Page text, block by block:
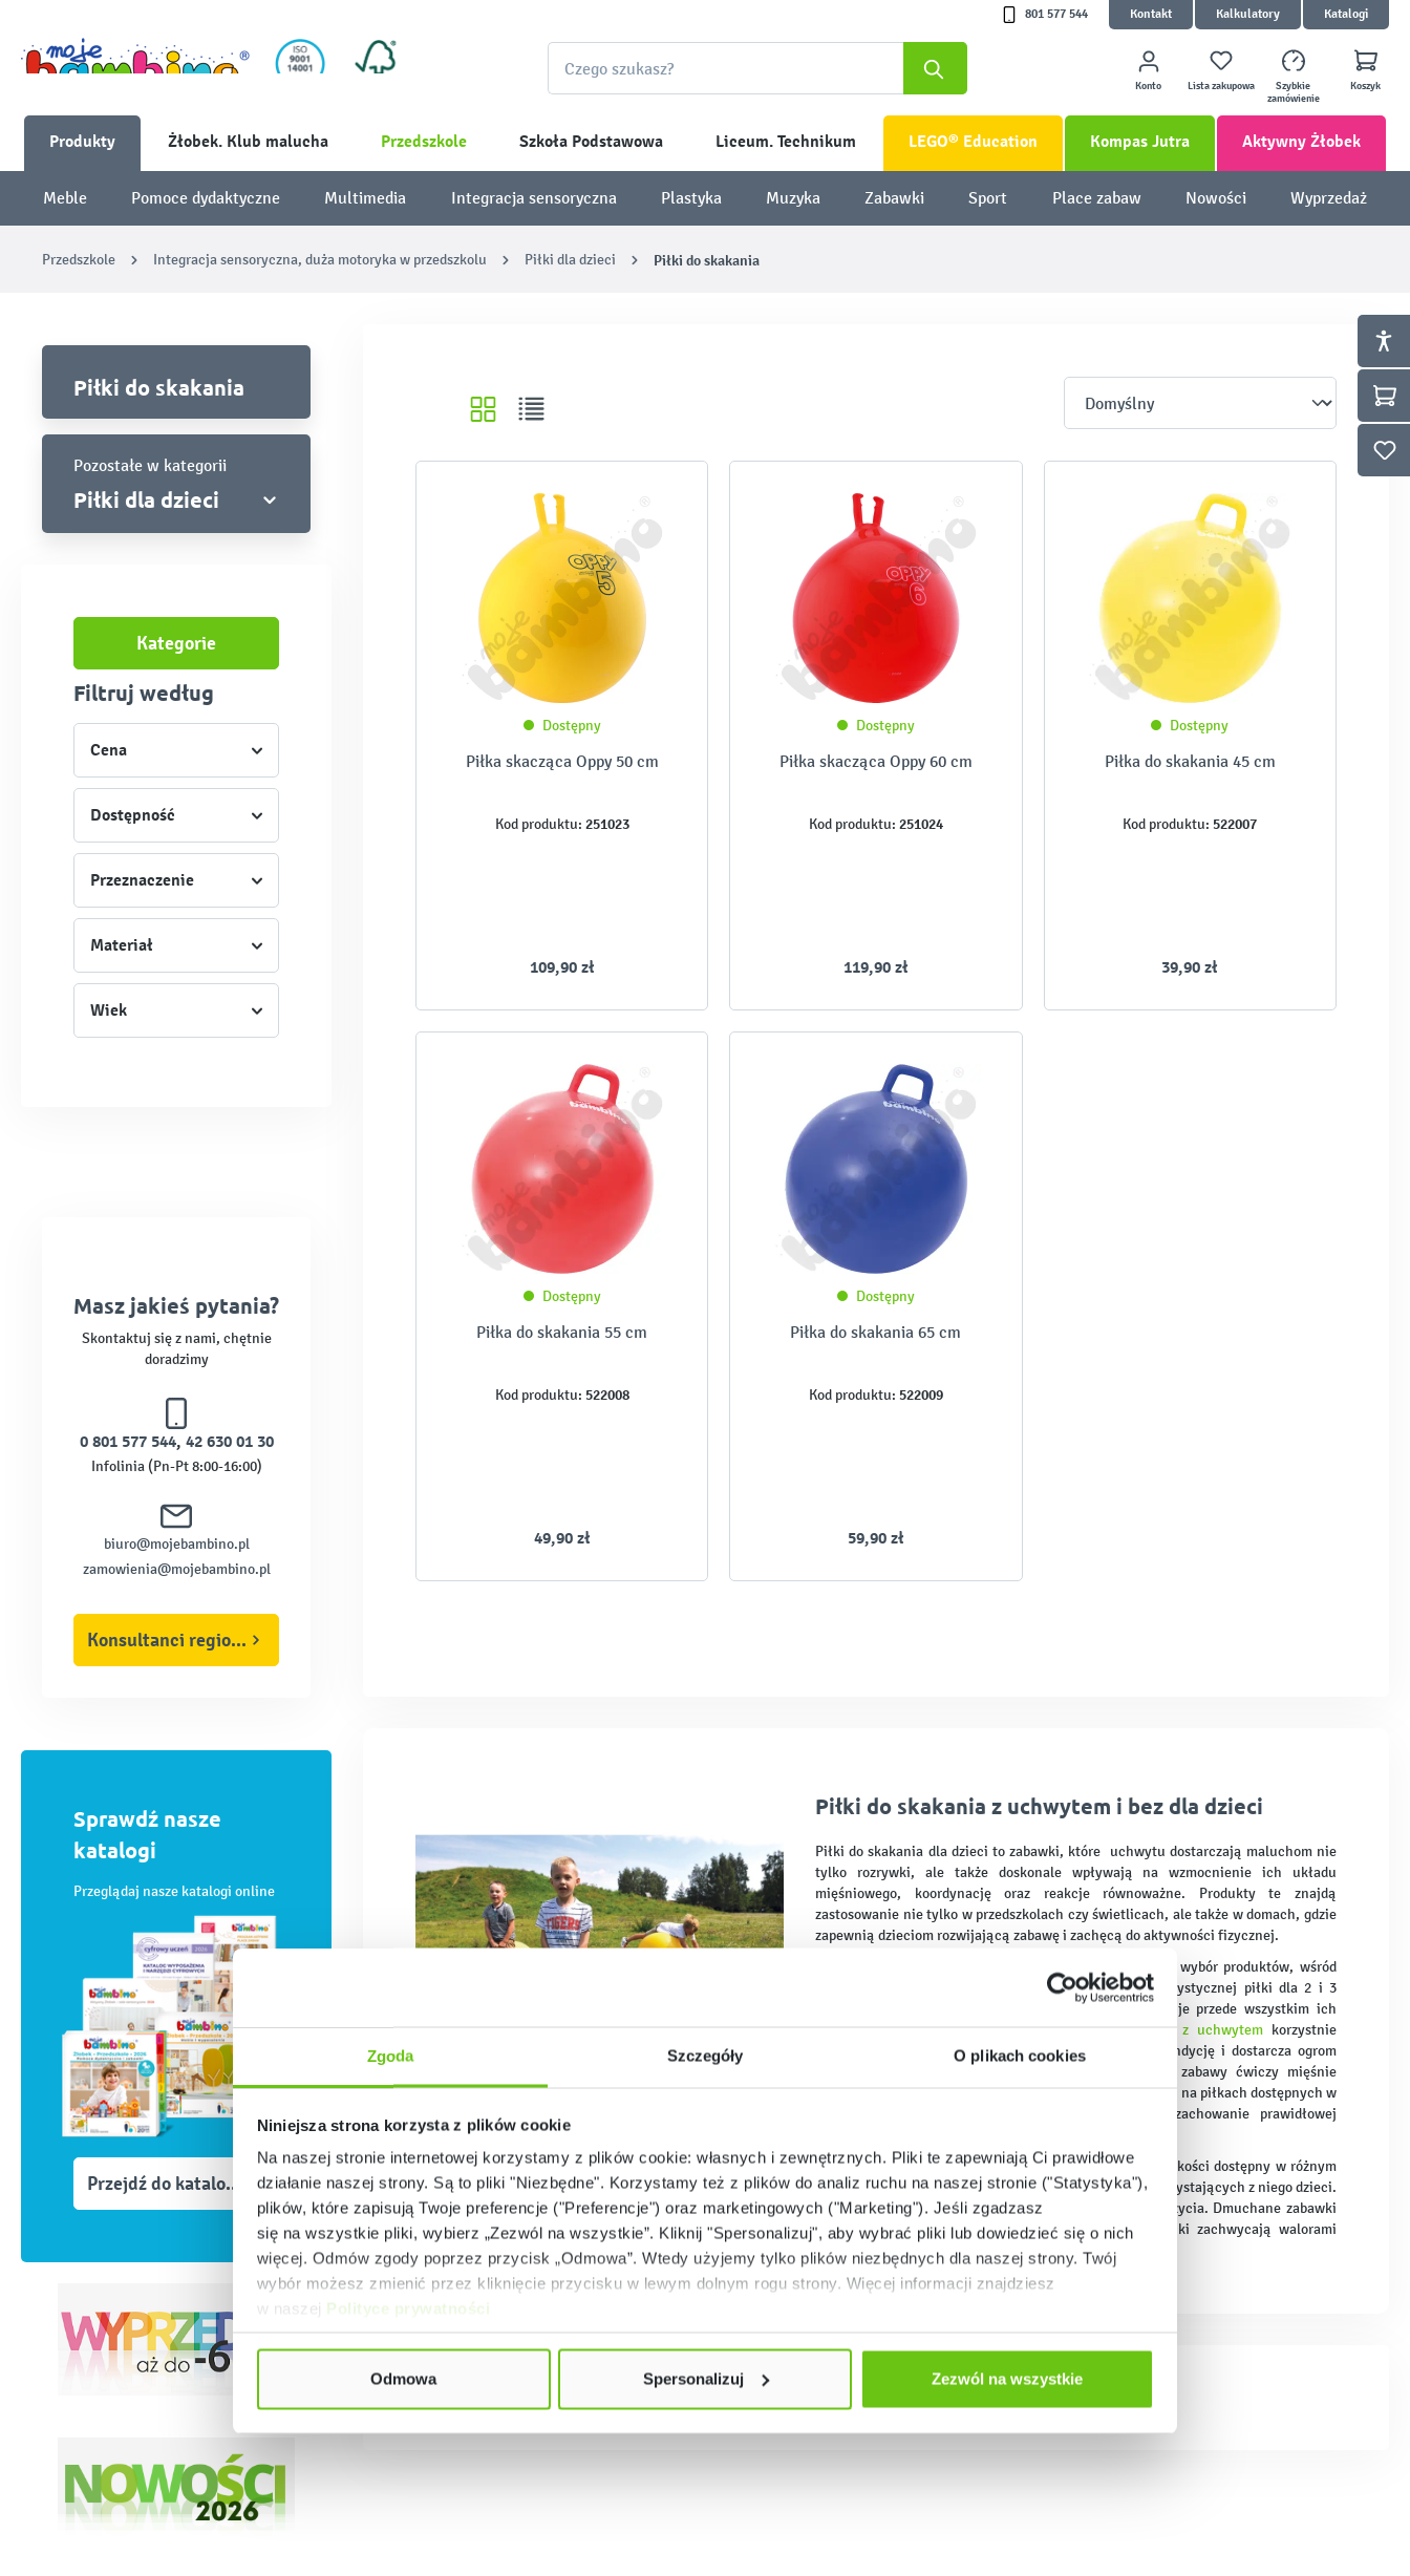
Zgoda Szczegóły O plikach cookies
Niniejsza strona korzysta z plików cookie
Na naszej stronie internetowej korzystamy z plików cookie: własnych i zewnętrznych. Pliki te zapewniają Ci prawidłowe
działanie naszej strony. Są to pliki "Niezbędne". Korzystamy też z plików do analiz ruchu na naszej stronie ("Statystyka"),
plików, które zapisują Twoje preferencje ("Preferencje") oraz marketingowych ("Marketing"). Jeśli zgadzasz
się na wszystkie pliki, wybierz „Zezwól na wszystkie”. Kliknij "Spersonalizuj", aby wybrać pliki lub dowiedzieć się o nich
więcej. Odmów zgody poprzez przycisk „Odmowa”. Wtedy użyjemy tylko plików niezbędnych dla naszej strony. Twój
wybór możesz zmienić przez kliknięcie przycisku w lewym dolnym rogu strony. Więcej informacji znajdziesz
w naszej Polityce prywatności
Odmowa Spersonalizuj Zezwól na wszystkie
801 577 544 Kontakt Kalkulatory Katalogi
Konto Lista zakupowa
Szybkie
zamówienie
Koszyk
Produkty Żłobek. Klub malucha Przedszkole Szkoła Podstawowa Liceum. Technikum LEGO® Education Kompas Jutra Aktywny Żłobek
Meble Pomoce dydaktyczne Multimedia Integracja sensoryczna Plastyka Muzyka Zabawki Sport Place zabaw Nowości Wyprzedaż
Przedszkole Integracja sensoryczna, duża motoryka w przedszkolu Piłki dla dzieci Piłki do skakania
Piłki do skakania
Pozostałe w kategorii
Piłki dla dzieci
Kategorie
Filtruj według
Cena
Dostępność
Przeznaczenie
Materiał
Wiek
Masz jakieś pytania?
Skontaktuj się z nami, chętnie
doradzimy
0 801 577 544, 42 630 01 30
Infolinia (Pn-Pt 8:00-16:00)
biuro@mojebambino.pl
zamowienia@mojebambino.pl
Konsultanci regionalni
Sprawdź nasze
katalogi
Przeglądaj nasze katalogi online
Przejdź do katalogów
Dostępny
Piłka skacząca Oppy 50 cm
Kod produktu: 251023
109,90 zł
Dostępny
Piłka skacząca Oppy 60 cm
Kod produktu: 251024
119,90 zł
Dostępny
Piłka do skakania 45 cm
Kod produktu: 522007
39,90 zł
Dostępny
Piłka do skakania 55 cm
Kod produktu: 522008
49,90 zł
Dostępny
Piłka do skakania 65 cm
Kod produktu: 522009
59,90 zł
Piłki do skakania z uchwytem i bez dla dzieci
Piłki do skakania dla dzieci to zabawki, które uchwytu dostarczają maluchom nie
tylko rozrywki, ale także doskonale wpływają na wzmocnienie ich układu
mięśniowego, koordynację oraz reakcje równoważne. Produkty te znajdą
zastosowanie nie tylko w przedszkolach czy świetlicach, ale także w domach, gdzie
zapewnią dzieciom rozwijającą zabawę i zachęcą do aktywności fizycznej.
W naszym sklepie internetowym można znaleźć szeroki wybór produktów, wśród
których znajdują się zróżnicowane pod względem kolorystycznej piłki dla 2 i 3
latka, jak również starszych dzieci. Na uwagę zasługuje przede wszystkim ich
Piłka do skakania z uchwytem korzystnie
wpływa na zdrowie malucha, zapewnia mu świetną kondycję i dostarcza ogrom
wyjątkowej rozrywki. Dziecko podczas wielogodzinnej zabawy ćwiczy mięśnie
całego ciała, a także koordynację ruchową. Ponadto skoki na piłkach dostępnych w
ofercie naszego sklepu internetowego, umożliwiają zachowanie prawidłowej
Każdapiłka do skakania dla dzieckato wyrób wysokiej jakości dostępny w różnym
kolorze oraz rozmiarze. Dzięki temu rodzic lub opiekun bez problemu może dopasować produkt do potrzeb i możliwości korzystających z niego dzieci.
Ciekawą alternatywą dla tradycyjnych piłek są takżekoniki, które przeznaczone są dla dzieci powyżej trzeciego roku życia. Dmuchane zabawki
mają specjalnie ukształtowaną powierzchnię, która sprawia, że dziecko może się swobodnie odbijać. Ponadto koniki zachwycają walorami